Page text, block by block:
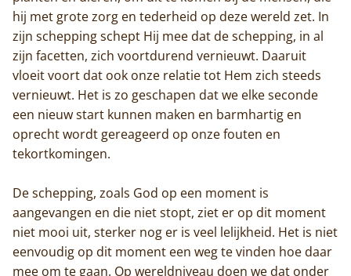
Trappisten
De abdij
hij met grote zorg en tederheid op deze wereld zet. In
zijn schepping schept Hij mee dat de schepping, in al
zijn facetten, zich voortdurend vernieuwt. Daaruit
vloeit voort dat ook onze relatie tot Hem zich steeds
vernieuwt. Het is zo geschapen dat we elke seconde
een nieuw start kunnen maken en barmhartig en
oprecht wordt gereageerd op onze fouten en
tekortkomingen.
De schepping, zoals God op een moment is
aangevangen en die niet stopt, ziet er op dit moment
niet mooi uit, sterker nog er is veel lelijkheid. Het is niet
eenvoudig op dit moment een weg te vinden hoe daar
mee om te gaan. Op wereldniveau doen we dat onder